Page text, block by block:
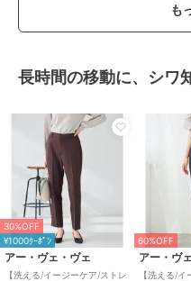
も
長時間の移動に、シワ
30%OFF
¥1000ｸｰﾎﾟﾝ
アー・ヴェ・ヴェ
【洗える/イージーケア/ストレ
60%OFF
アー・ヴ
【洗える/